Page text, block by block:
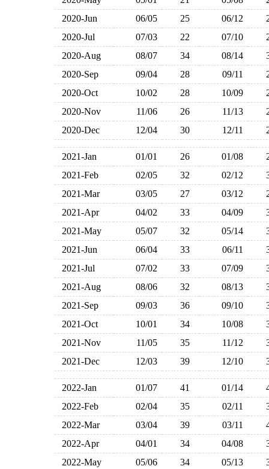
2020-Jun
06/05 25 06/12
2020-Jul
07/03 22 07/10
2020-Aug
08/07 34 08/14
2020-Sep
09/04 28 09/11
2020-Oct
10/02 28 10/09
2020-Nov
11/06 26 11/13
2020-Dec
12/04 30 12/11
2021-Jan 01/01 26 01/08
2021-Feb
02/05 32 02/12
2021-Mar
03/05 27 03/12
2021-Apr
04/02 33 04/09
2021-May
05/07 32 05/14
2021-Jun
06/04 33 06/11
2021-Jul
07/02 33 07/09
2021-Aug
08/06 32 08/13
2021-Sep
09/03 36 09/10
2021-Oct
10/01 34 10/08
2021-Nov
11/05 35 11/12
2021-Dec
12/03 39 12/10
2022-Jan 01/07 41 01/14
2022-Feb
02/04 35 02/11
2022-Mar
03/04 39 03/11
2022-Apr
04/01 34 04/08
2022-May
05/06 34 05/13